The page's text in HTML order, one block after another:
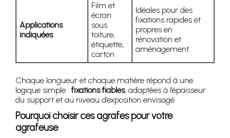
Applications
indiquées
Film et
écran
sous
toiture,
étiquette,
carton
Idéales pour des
fixations rapides et
propres en
rénovation et
aménagement.
Chaque longueur et chaque matière répond à une
logique simple : fixations fiables, adaptées à l’épaisseur
du support et au niveau d’exposition envisagé.
Pourquoi choisir ces agrafes pour votre
agrafeuse